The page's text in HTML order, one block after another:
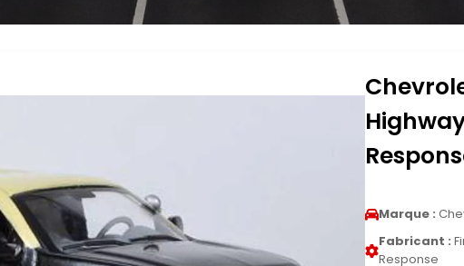
Marque :
Fabricant :
Response